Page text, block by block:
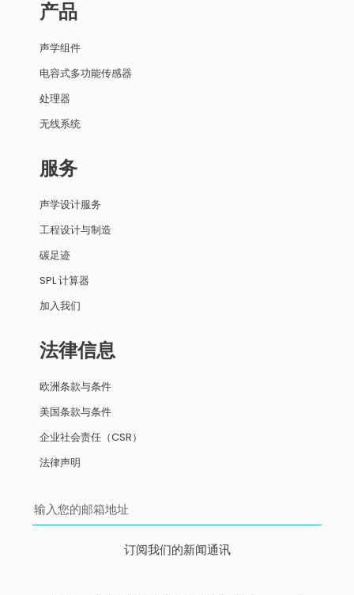
产品
声学组件
电容式多功能传感器
处理器
无线系统
服务
声学设计服务
工程设计与制造
碳足迹
SPL 计算器
加入我们
法律信息
欧洲条款与条件
美国条款与条件
企业社会责任（CSR）
法律声明
订阅我们的新闻通讯